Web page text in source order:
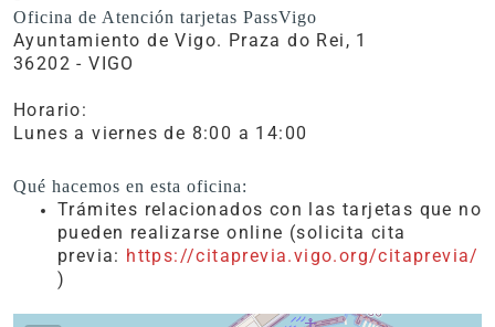
Oficina de Atención tarjetas PassVigo
Ayuntamiento de Vigo. Praza do Rei, 1
36202 - VIGO
Horario:
Lunes a viernes de 8:00 a 14:00
Qué hacemos en esta oficina:
Trámites relacionados con las tarjetas que no
pueden realizarse online (solicita cita
previa: https://citaprevia.vigo.org/citaprevia/
)